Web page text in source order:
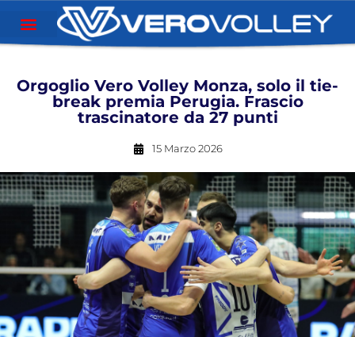
Orgoglio Vero Volley Monza, solo il tie-
break premia Perugia. Frascio
trascinatore da 27 punti
15 Marzo 2026